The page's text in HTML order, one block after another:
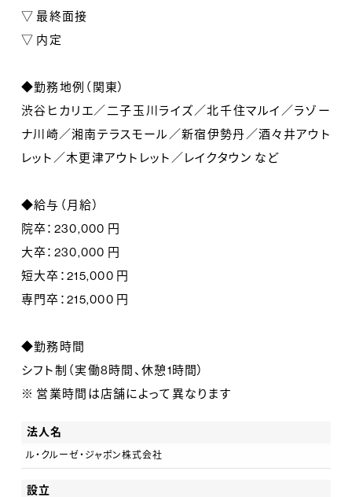
▽ 最終面接
▽ 内定
◆勤務地例（関東）
渋谷ヒカリエ／二子玉川ライズ／北千住マルイ／ラゾー
ナ川崎／湘南テラスモール／新宿伊勢丹／酒々井アウト
レット／木更津アウトレット／レイクタウン など
◆給与（月給）
院卒：230,000 円
大卒：230,000 円
短大卒：215,000 円
専門卒：215,000 円
◆勤務時間
シフト制（実働8時間、休憩1時間）
※ 営業時間は店舗によって異なります
法人名
ル・クルーゼ・ジャポン株式会社
設立